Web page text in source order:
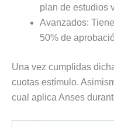
plan de estudios
Avanzados:
50% de
Una vez cumplidas
cuotas estímulo.
cual aplica Anses